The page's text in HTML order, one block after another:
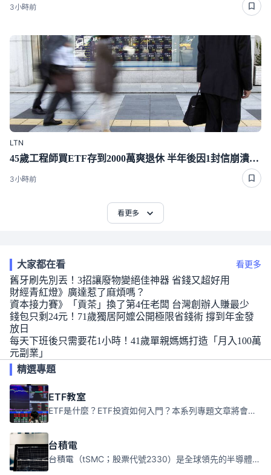
3小時前
LTN
45歲工程師買ETF存到2000萬爽退休 半年後因1封信崩潰重回職場
3小時前
看更多
大家都在看 看更多
舊牙刷先別丟！3招讓廢物變絕佳神器 省錢又超好用
財經青紅燈》廣達惹了麻煩嗎？
資本接力賽》「貢茶」換了第4任老闆 台灣創辦人賺最少
錢包只剩24元！71歲獨居阿嬤公開極限省錢術 撐到年金發
放日
每天下班後只需要花1小時！41歲單親媽媽打造「月入100萬
元副業」
精選專題
ETF教室
ETF是什麼？ETF投資如何入門？本系列專題文章將會告訴你新手必須知道的ETF基礎知識。
台積電
台積電（tSMC；股票代號2330）是全球領先的半導體代工公司，成立於1987年，總部位於台灣新竹。且已於美國、日本、德國及中國設廠，台積電是全球首家專業積體電路製造服務公司，也是全球最先進和最大規模的半導體代工廠。